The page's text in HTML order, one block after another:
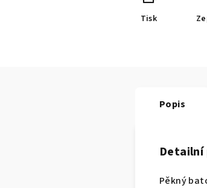
Tisk
Popis
Detailní
Pěkný